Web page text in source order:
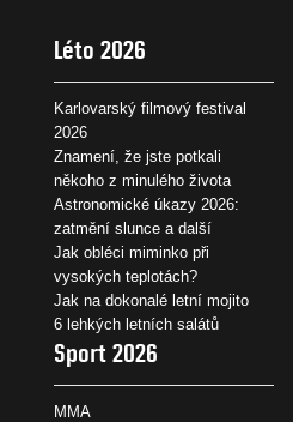
Léto 2026
Karlovarský filmový festival
2026
Znamení, že jste potkali
někoho z minulého života
Astronomické úkazy 2026:
zatmění slunce a další
Jak obléci miminko při
vysokých teplotách?
Jak na dokonalé letní mojito
6 lehkých letních salátů
Sport 2026
MMA